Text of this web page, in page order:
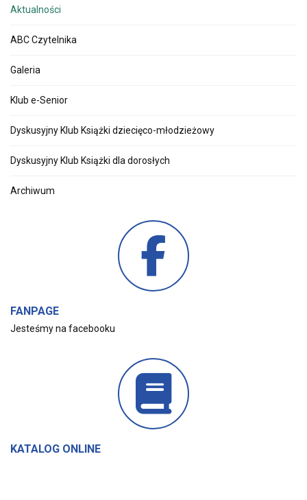
Aktualności
ABC Czytelnika
Galeria
Klub e-Senior
Dyskusyjny Klub Książki dziecięco-młodzieżowy
Dyskusyjny Klub Książki dla dorosłych
Archiwum
FANPAGE
Jesteśmy na facebooku
KATALOG ONLINE